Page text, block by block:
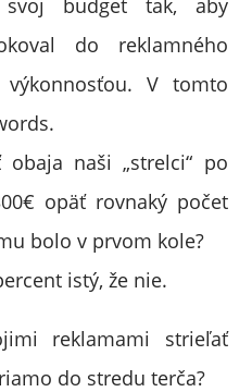
svoj budget tak, aby
do reklamného
V tomto
naši „strelci“ po
opäť rovnaký počet
bolo v prvom kole?
istý, že nie.
reklamami strieľať
do stredu terča?